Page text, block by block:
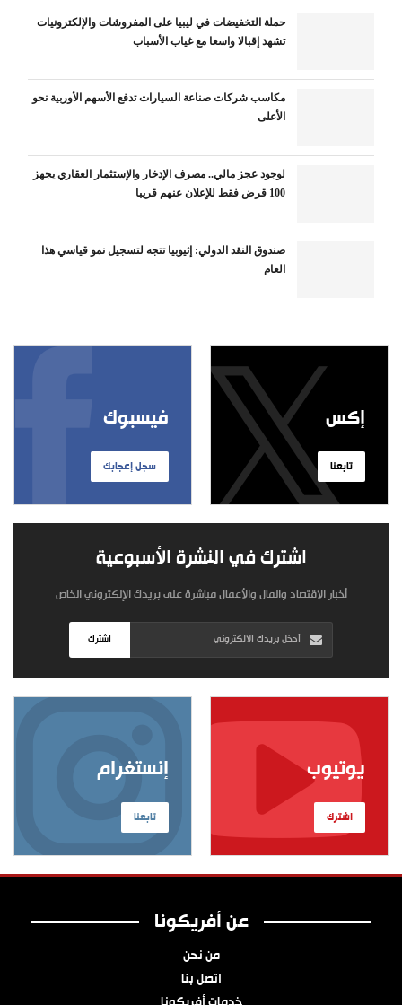
حملة التخفيضات في ليبيا على المفروشات والإلكترونيات
تشهد إقبالا واسعا مع غياب الأسباب
مكاسب شركات صناعة السيارات تدفع الأسهم الأوربية نحو
الأعلى
لوجود عجز مالي.. مصرف الإدخار والإستثمار العقاري يجهز
100 قرض فقط للإعلان عنهم قريبا
صندوق النقد الدولي: إثيوبيا تتجه لتسجيل نمو قياسي هذا
العام
فيسبوك
سجل إعجابك
إكس
تابعنا
اشترك في النشرة الأسبوعية
أخبار الاقتصاد والمال والأعمال مباشرة على بريدك الإلكتروني الخاص
اشترك
إنستغرام
تابعنا
يوتيوب
اشترك
عن أفريكونا
من نحن
اتصل بنا